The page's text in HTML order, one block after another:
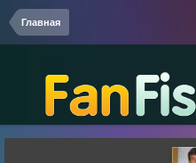
Главная